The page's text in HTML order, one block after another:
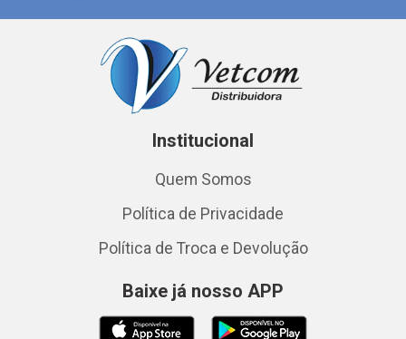
Institucional
Quem Somos
Política de Privacidade
Política de Troca e Devolução
Baixe já nosso APP